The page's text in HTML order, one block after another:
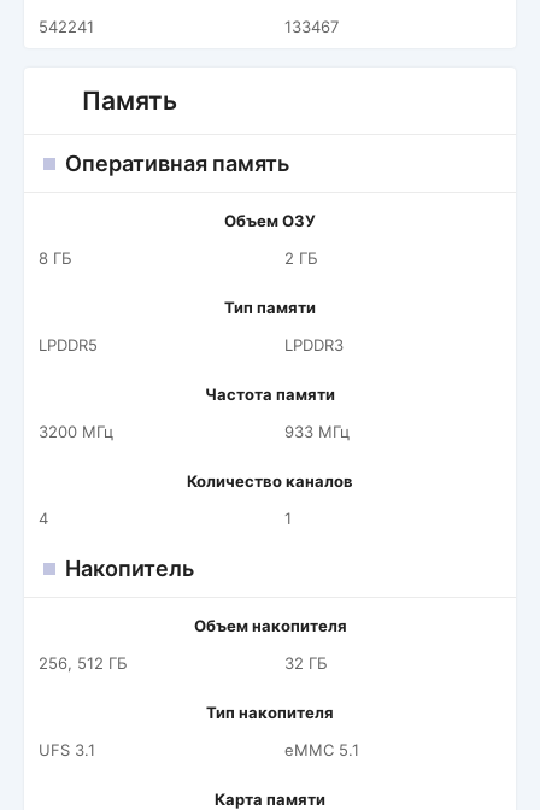
542241
133467
Память
Оперативная память
Объем ОЗУ
8 ГБ
2 ГБ
Тип памяти
LPDDR5
LPDDR3
Частота памяти
3200 МГц
933 МГц
Количество каналов
4
1
Накопитель
Объем накопителя
256, 512 ГБ
32 ГБ
Тип накопителя
UFS 3.1
eMMC 5.1
Карта памяти